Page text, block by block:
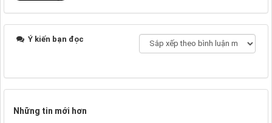
Ý kiến bạn đọc
Những tin mới hơn